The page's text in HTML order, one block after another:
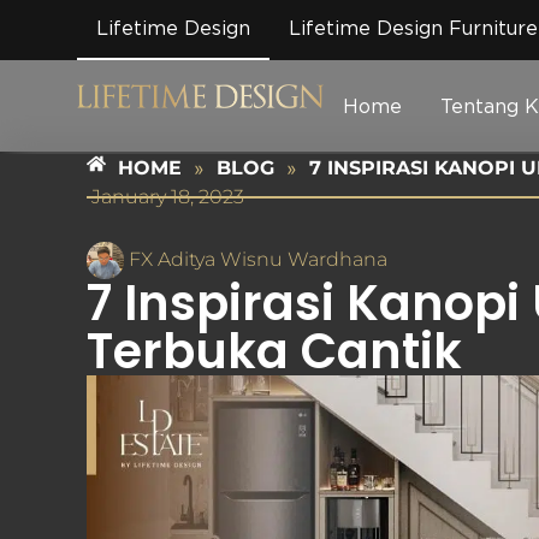
Lifetime Design Lifetime Design Furniture
Home Tentang
HOME » BLOG » 7 INSPIRASI KANOPI
January 18, 2023
FX Aditya Wisnu Wardhana
7 Inspirasi
Terbuka Cantik